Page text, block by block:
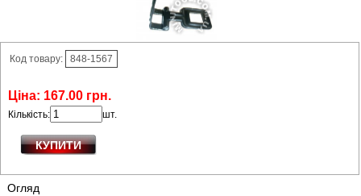
Код товару: 848-1567
Ціна: 167.00 грн.
Кількість: шт.
Огляд